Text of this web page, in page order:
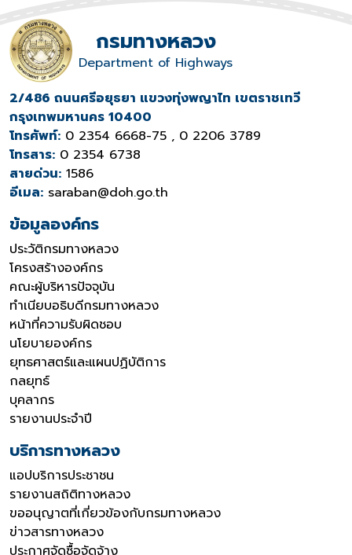
กรมทางหลวง
Department of Highways
2/486 ถนนศรีอยุธยา แขวงทุ่งพญาไท เขตราชเทวี
กรุงเทพมหานคร 10400
โทรศัพท์: 0 2354 6668-75 , 0 2206 3789
โทรสาร: 0 2354 6738
สายด่วน: 1586
อีเมล: saraban@doh.go.th
ข้อมูลองค์กร
ประวัติกรมทางหลวง
โครงสร้างองค์กร
คณะผู้บริหารปัจจุบัน
ทำเนียบอธิบดีกรมทางหลวง
หน้าที่ความรับผิดชอบ
นโยบายองค์กร
ยุทธศาสตร์และแผนปฏิบัติการ
กลยุทธ์
บุคลากร
รายงานประจำปี
บริการทางหลวง
แอปบริการประชาชน
รายงานสถิติทางหลวง
ขออนุญาตที่เกี่ยวข้องกับกรมทางหลวง
ข่าวสารทางหลวง
ประกาศจัดซื้อจัดจ้าง